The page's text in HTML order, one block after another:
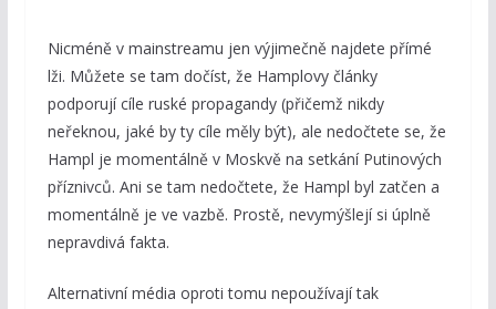
Nicméně v mainstreamu jen výjimečně najdete přímé
lži. Můžete se tam dočíst, že Hamplovy články
podporují cíle ruské propagandy (přičemž nikdy
neřeknou, jaké by ty cíle měly být), ale nedočtete se, že
Hampl je momentálně v Moskvě na setkání Putinových
příznivců. Ani se tam nedočtete, že Hampl byl zatčen a
momentálně je ve vazbě. Prostě, nevymýšlejí si úplně
nepravdivá fakta.
Alternativní média oproti tomu nepoužívají tak